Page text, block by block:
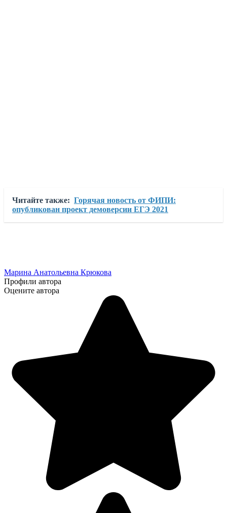
Читайте также: Горячая новость от ФИПИ:
опубликован проект демоверсии ЕГЭ 2021
Марина Анатольевна Крюкова
Профили автора
Оцените автора